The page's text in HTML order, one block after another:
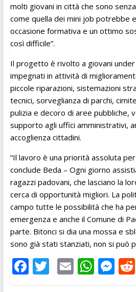
molti giovani in città che sono
come quella dei mini job potrebbe
occasione formativa e un ottimo
così difficile”.
Il progetto è rivolto a giovani
impegnati in attività di
piccole riparazioni, sistemazioni
tecnici, sorveglianza di parchi,
pulizia e decoro di aree pubbliche,
supporto agli uffici amministrativi,
accoglienza cittadini.
“Il lavoro è una priorità assoluta
conclude Beda – Ogni giorno
ragazzi padovani, che lasciano la
cerca di opportunità migliori. La
campo tutte le possibilità che ha
emergenza e anche il Comune di
parte. Bitonci si dia una mossa e
sono già stati stanziati, non si può
F T E W M